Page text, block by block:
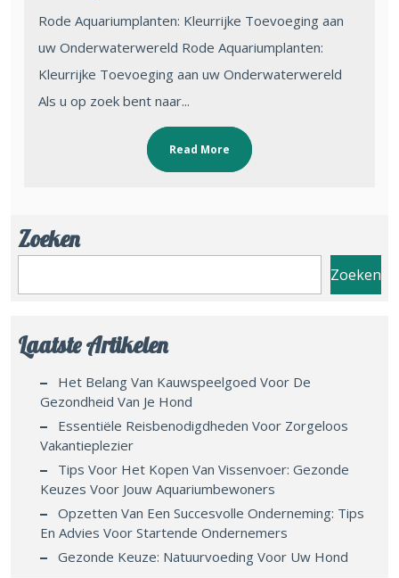
Rode Aquariumplanten: Kleurrijke Toevoeging aan
uw Onderwaterwereld Rode Aquariumplanten:
Kleurrijke Toevoeging aan uw Onderwaterwereld
Als u op zoek bent naar...
Read More
Zoeken
Zoeken
Laatste Artikelen
Het Belang Van Kauwspeelgoed Voor De
Gezondheid Van Je Hond
Essentiële Reisbenodigdheden Voor Zorgeloos
Vakantieplezier
Tips Voor Het Kopen Van Vissenvoer: Gezonde
Keuzes Voor Jouw Aquariumbewoners
Opzetten Van Een Succesvolle Onderneming: Tips
En Advies Voor Startende Ondernemers
Gezonde Keuze: Natuurvoeding Voor Uw Hond